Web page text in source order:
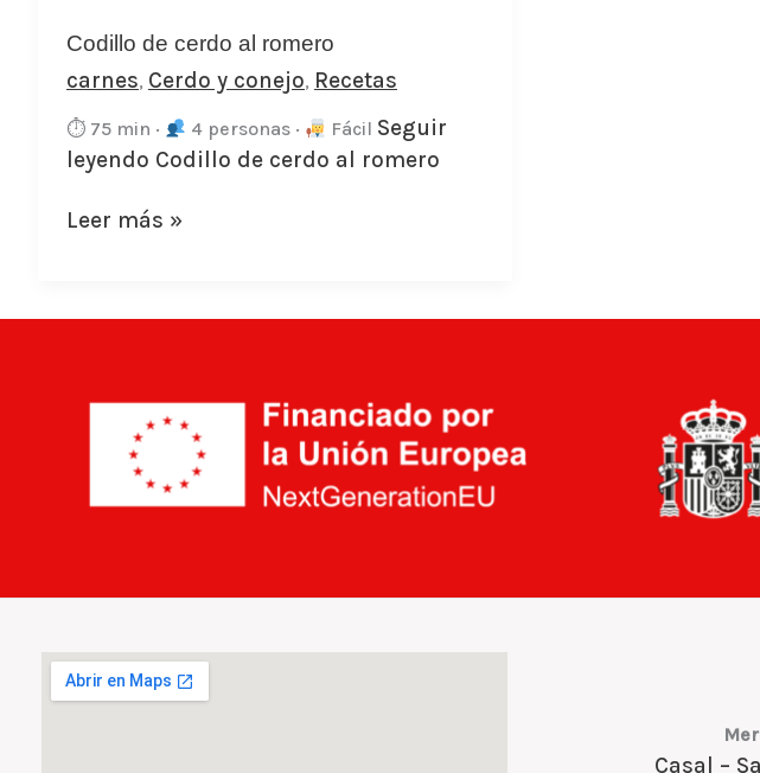
Codillo de cerdo al romero
carnes, Cerdo y conejo, Recetas
⏱ 75 min · 4 personas · Fácil Seguir
leyendo Codillo de cerdo al romero
Leer más »
Casal –